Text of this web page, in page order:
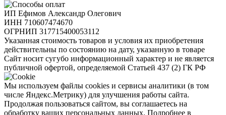
ИП Ефимов Александр Олегович
ИНН 710607474670
ОГРНИП 317715400053112
Указанная стоимость товаров и условия их приобретения
действительны по состоянию на дату, указанную в товаре
Сайт носит сугубо информационный характер и не является
публичной офертой, определяемой Статьей 437 (2) ГК РФ
Мы используем файлы cookies и сервисы аналитики (в том
числе Яндекс.Метрику) для улучшения работы сайта.
Продолжая пользоваться сайтом, вы соглашаетесь на
обработку ваших персональных данных. Подробнее в